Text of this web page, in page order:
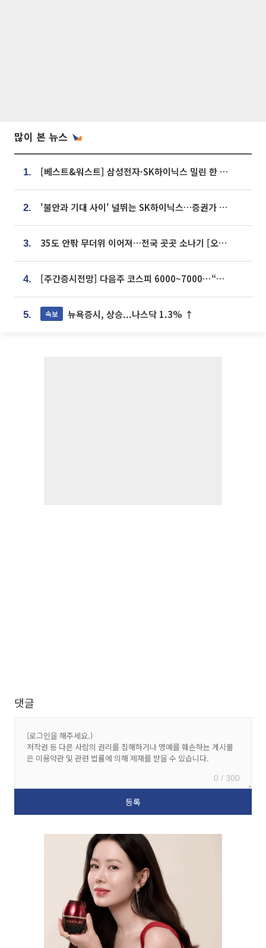
많이 본 뉴스
1. [베스트&워스트] 삼성전자·SK하이닉스 밀린 한 주…상상인증권은 85% 급등
2. '불안과 기대 사이' 널뛰는 SK하이닉스…증권가 "HBM4·LTA 기반 펀터멘털 견고"
3. 35도 안팎 무더위 이어져…전국 곳곳 소나기 [오늘 날씨]
4. [주간증시전망] 다음주 코스피 6000~7000⋯“外人 수급은 정책이 변수”
5. 속보 뉴욕증시, 상승...나스닥 1.3% ↑
댓글
0 / 300